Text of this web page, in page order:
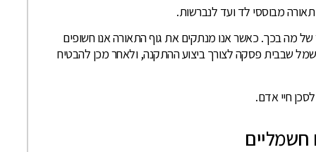
מבוססי לד ועד לנברשות.
של מה בכך. כאשר אנו מנתקים את גוף התאורה אנו חשופים
שבבית פסקה לצורך ביצוע ההתקנה, ולאחר מכן להבטיח
חיי אדם.